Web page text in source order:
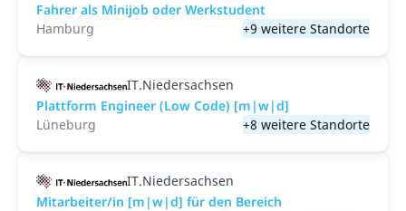
Fahrer als Minijob oder Werkstudent
Hamburg
+9 weitere Standorte
IT.Niedersachsen
Plattform Engineer (Low Code) [m|w|d]
Lüneburg
+8 weitere Standorte
IT.Niedersachsen
Mitarbeiter/in [m|w|d] für den Bereich